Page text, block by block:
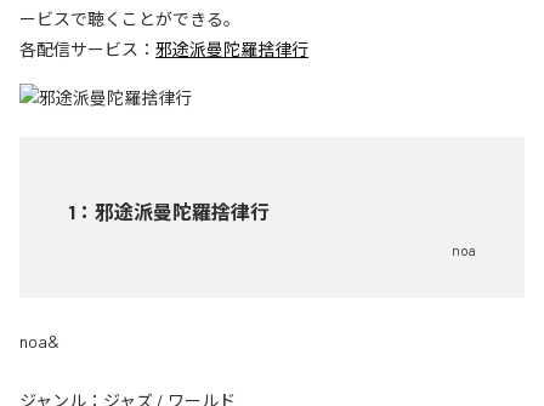
ービスで聴くことができる。
各配信サービス： 邪途派曼陀羅捨律行
1 ： 邪途派曼陀羅捨律行
noa
noa&
ジャンル： ジャズ / ワールド